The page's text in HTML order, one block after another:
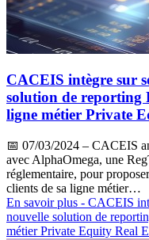
CACEIS intègre sur
solution de reporting
ligne métier Private
📅 07/03/2024 – CACEIS
avec AlphaOmega, une
réglementaire, pour
clients de sa ligne métier…
En savoir plus - CACEIS
nouvelle solution de
métier Private Equity Real